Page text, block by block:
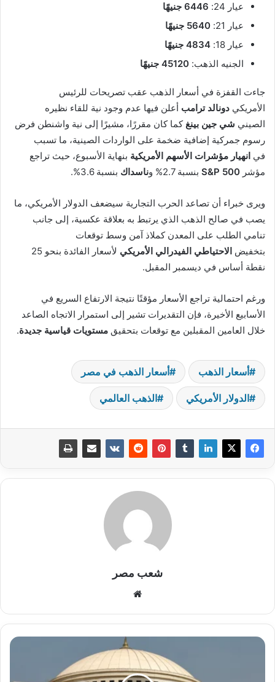
عيار 24:
6446 جنيهًا
عيار 21:
5640 جنيهًا
عيار 18:
4834 جنيهًا
الجنيه الذهب: 45120 جنيهًا
جاءت القفزة في أسعار الذهب عقب تصريحات للرئيس
الأمريكي دونالد ترامب أعلن فيها عدم وجود نية للقاء نظيره
الصيني شي جين بينغكما كان مقررًا، مشيرًا إلى نية واشنطن فرض
رسوم جمركية إضافية ضخمة على الواردات الصينية، ما تسبب
في انهيار مؤشرات الأسهم الأمريكية بنهاية الأسبوع، حيث تراجع
مؤشر S&P 500 بنسبة 2.7% و ناسداك بنسبة 3.6%.
ويرى خبراء أن تصاعد الحرب التجارية سيضعف الدولار الأمريكي، ما
يصب في صالح الذهب الذي يرتبط به بعلاقة عكسية، إلى جانب
تنامي الطلب على المعدن كملاذ آمن وسط توقعات
بتخفيض الاحتياطي الفيدرالي الأمريكي
لأسعار الفائدة بنحو 25
نقطة أساس في ديسمبر المقبل.
ورغم احتمالية تراجع الأسعار مؤقتًا نتيجة الارتفاع السريع في
الأسابيع الأخيرة، فإن التقديرات تشير إلى استمرار الاتجاه الصاعد
خلال العامين المقبلين مع توقعات بتحقيق مستويات قياسية جديدة.
أسعار الذهب أسعار الذهب في مصر
الدولار الأمريكي الذهب العالمي
شعب مصر
غلق